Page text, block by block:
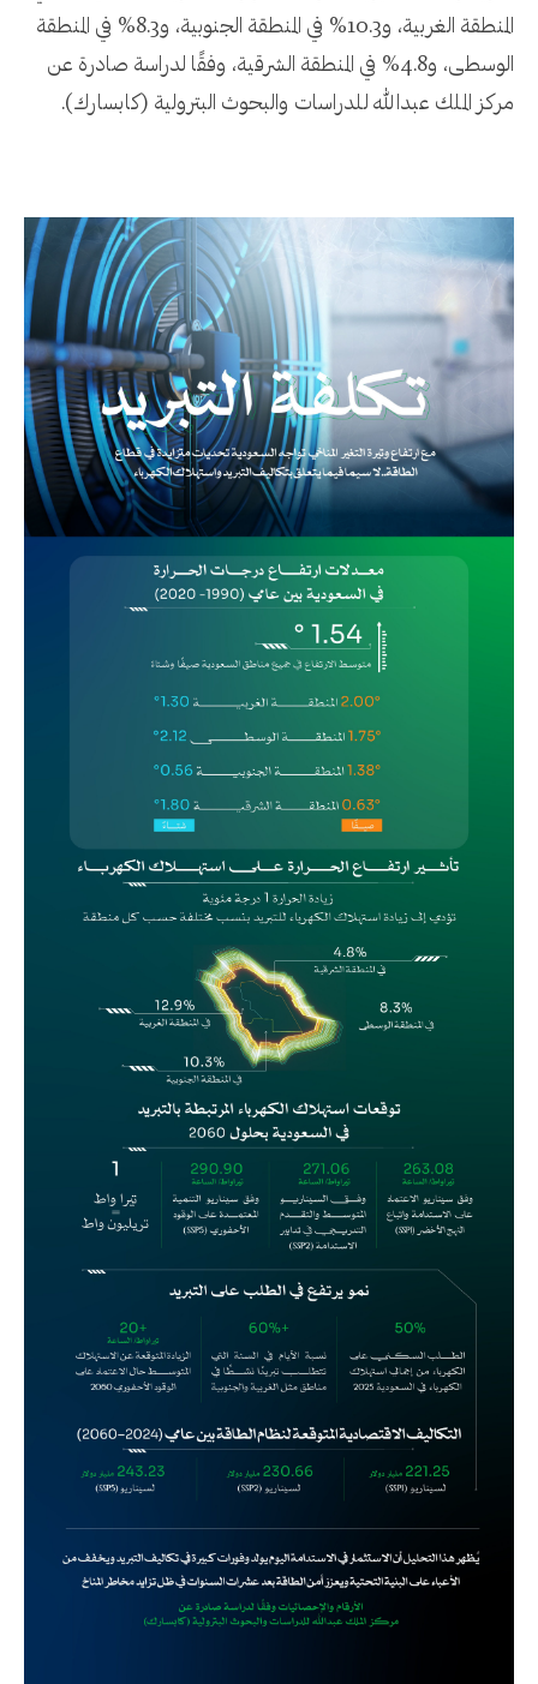
المنطقة الغربية، و10.3% في المنطقة الجنوبية، و8.3% في المنطقة
الوسطى، و4.8% في المنطقة الشرقية، وفقًا لدراسة صادرة عن
مركز الملك عبدالله للدراسات والبحوث البترولية (كابسارك).